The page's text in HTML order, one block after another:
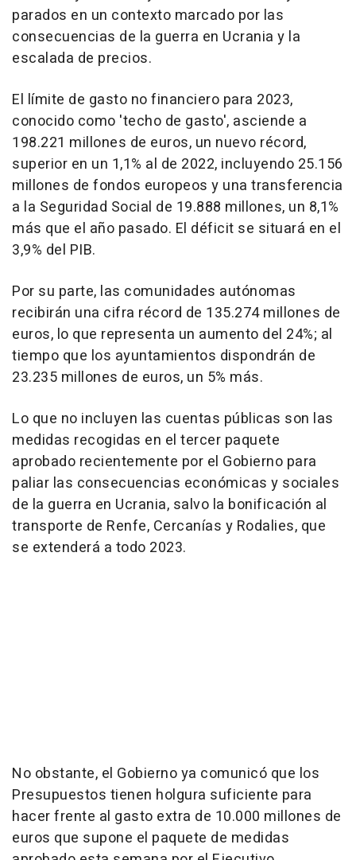
parados en un contexto marcado por las
consecuencias de la guerra en Ucrania y la
escalada de precios.
El límite de gasto no financiero para 2023,
conocido como 'techo de gasto', asciende a
198.221 millones de euros, un nuevo récord,
superior en un 1,1% al de 2022, incluyendo 25.156
millones de fondos europeos y una transferencia
a la Seguridad Social de 19.888 millones, un 8,1%
más que el año pasado. El déficit se situará en el
3,9% del PIB.
Por su parte, las comunidades autónomas
recibirán una cifra récord de 135.274 millones de
euros, lo que representa un aumento del 24%; al
tiempo que los ayuntamientos dispondrán de
23.235 millones de euros, un 5% más.
Lo que no incluyen las cuentas públicas son las
medidas recogidas en el tercer paquete
aprobado recientemente por el Gobierno para
paliar las consecuencias económicas y sociales
de la guerra en Ucrania, salvo la bonificación al
transporte de Renfe, Cercanías y Rodalies, que
se extenderá a todo 2023.
No obstante, el Gobierno ya comunicó que los
Presupuestos tienen holgura suficiente para
hacer frente al gasto extra de 10.000 millones de
euros que supone el paquete de medidas